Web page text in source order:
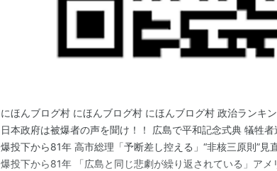
にほんブログ村 にほんブログ村 にほんブログ村 政治ランキ
日本政府は被爆者の声を聞け！！ 広島で平和記念式典 犠牲
爆投下から81年 高市総理「予断差し控える」“非核三原則”見
爆投下から81年 「広島と同じ悲劇が繰り返されている」アメ